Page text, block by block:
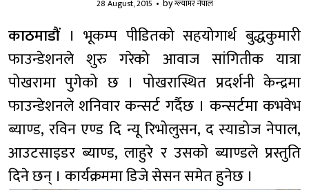
28 August, 2015 ग्ल्यामर नेपाल
काठमाडौं। भूकम्प पीडितको सहयोगार्थ बुद्धकुमारी
फाउन्डेशनले शुरु गरेको आवाज सांगितीक यात्रा
पोखरामा पुगेको छ । पोखरास्थित प्रदर्शनी केन्द्रमा
फाउन्डेशनले शनिवार कन्सर्ट गर्दैछ । कन्सर्टमा कभवेभ
ब्याण्ड, रविन एण्ड दि न्यू रिभोलुसन, द स्याडोज नेपाल,
आउटसाइडर ब्याण्ड, लाहुरे र उसको ब्याण्डले प्रस्तुति
दिने छन् । कार्यक्रममा डिजे सेसन समेत हुनेछ ।